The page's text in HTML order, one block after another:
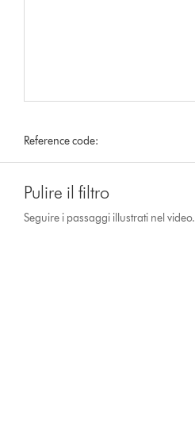
Reference code:
Pulire il filtro
Seguire i passaggi illustrati nel video.